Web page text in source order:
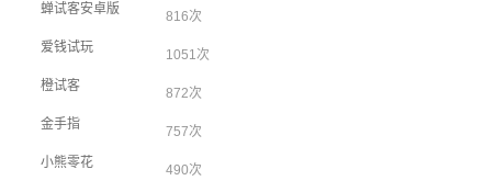
蝉试客安卓版
816次
爱钱试玩
1051次
橙试客
872次
金手指
757次
小熊零花
490次